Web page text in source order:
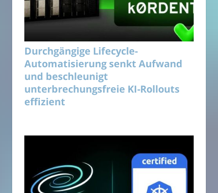
Durchgängige Lifecycle-
Automatisierung senkt Aufwand
und beschleunigt
unterbrechungsfreie KI-Rollouts
effizient